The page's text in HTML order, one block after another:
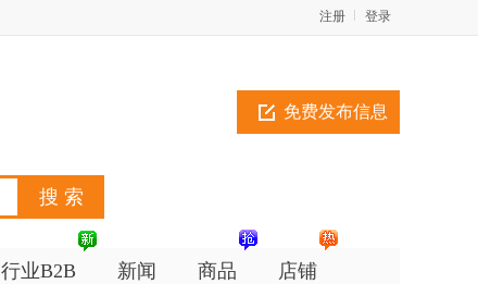
登录
注册
免费发布信息
行业B2B 新闻 商品 店铺